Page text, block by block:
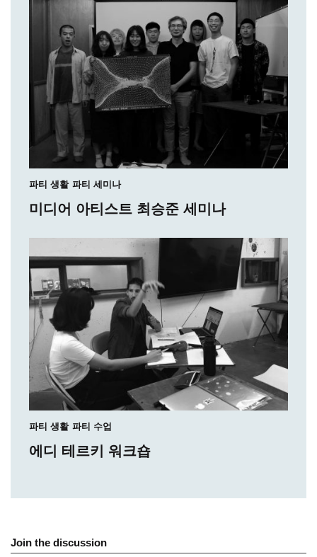
파티 생활 파티 세미나
미디어 아티스트 최승준 세미나
파티 생활 파티 수업
에디 테르키 워크숍
Join the discussion